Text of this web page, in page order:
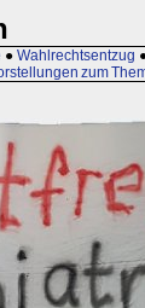
● Wahlrechtsentzug
zum